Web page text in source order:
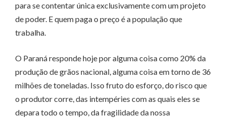
para se contentar única exclusivamente com um projeto
de poder. E quem paga o preço é a população que
trabalha.
O Paraná responde hoje por alguma coisa como 20% da
produção de grãos nacional, alguma coisa em torno de 36
milhões de toneladas. Isso fruto do esforço, do risco que
o produtor corre, das intempéries com as quais eles se
depara todo o tempo, da fragilidade da nossa